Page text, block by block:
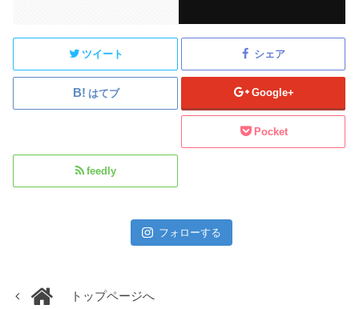
ツイート シェア
はてブ Google+
Pocket
feedly
フォローする
トップページへ